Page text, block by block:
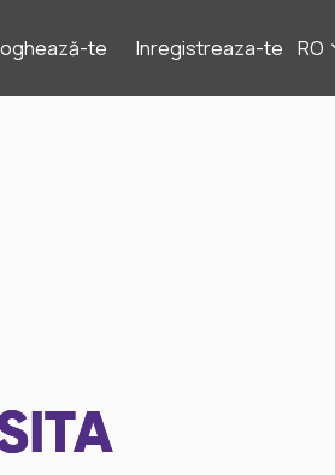
te Inregistreaza-te RO